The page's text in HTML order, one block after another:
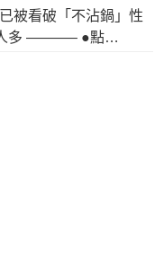
被看破「不沾鍋」性
人多 ———– ●點…